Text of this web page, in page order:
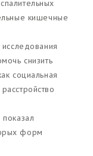
кишечные
снизить
социальная
форм